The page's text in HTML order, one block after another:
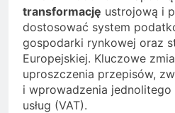
transformację ustrojową i
dostosować system
gospodarki rynkowej oraz
Europejskiej. Kluczowe
uproszczenia przepisów,
i wprowadzenia
usług (VAT).